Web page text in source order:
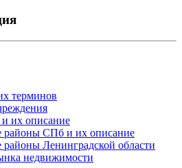
терминов
их описание
районы СПб и их описание
Ленинградской области
недвижимости